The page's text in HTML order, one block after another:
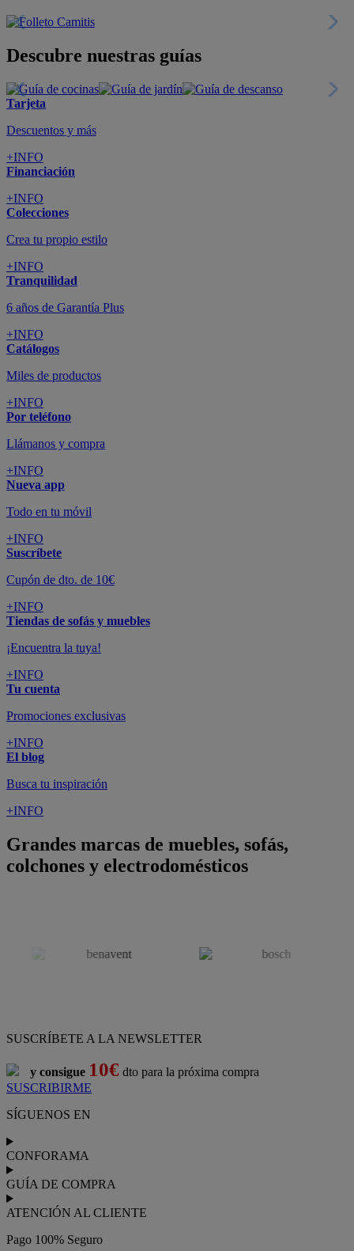
Descubre nuestras guías
Tarjeta
Descuentos y más
+INFO
Financiación
+INFO
Colecciones
Crea tu propio estilo
+INFO
Tranquilidad
6 años de Garantía Plus
+INFO
Catálogos
Miles de productos
+INFO
Por teléfono
Llámanos y compra
+INFO
Nueva app
Todo en tu móvil
+INFO
Suscríbete
Cupón de dto. de 10€
+INFO
Tiendas de sofás y muebles
¡Encuentra la tuya!
+INFO
Tu cuenta
Promociones exclusivas
+INFO
El blog
Busca tu inspiración
+INFO
Grandes marcas de muebles, sofás,
colchones y electrodomésticos
SUSCRÍBETE A LA NEWSLETTER
y consigue 10€ dto para la próxima compra
SUSCRIBIRME
SÍGUENOS EN
CONFORAMA
GUÍA DE COMPRA
ATENCIÓN AL CLIENTE
Pago 100% Seguro